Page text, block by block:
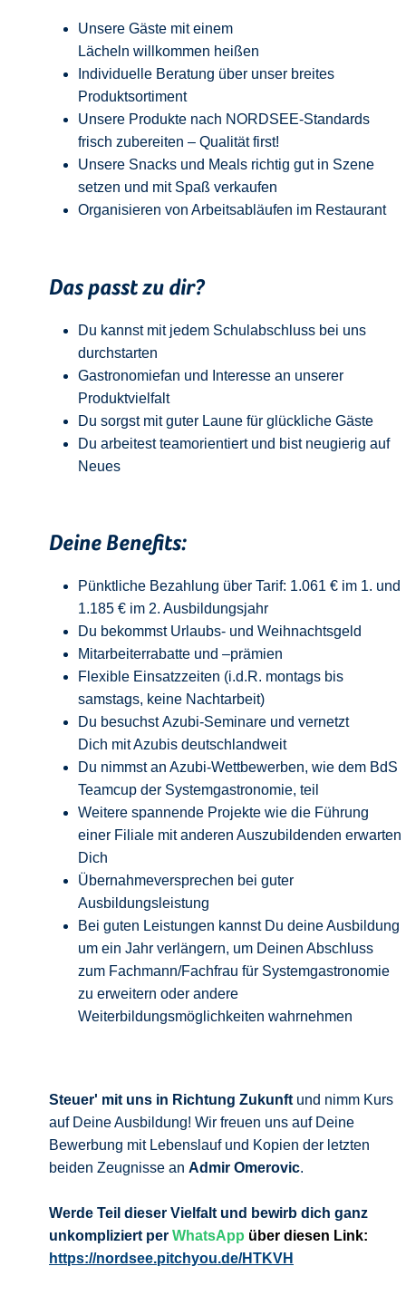
Unsere Gäste mit einem
Lächeln willkommen heißen
Individuelle Beratung über unser breites
Produktsortiment
Unsere Produkte nach NORDSEE-Standards
frisch zubereiten – Qualität first!
Unsere Snacks und Meals richtig gut in Szene
setzen und mit Spaß verkaufen
Organisieren von Arbeitsabläufen im Restaurant
Das passt zu dir?
Du kannst mit jedem Schulabschluss bei uns
durchstarten
Gastronomiefan und
Interesse an unserer
Produktvielfalt
Du sorgst mit guter Laune für glückliche Gäste
Du arbeitest teamorientiert und bist neugierig auf
Neues
Deine Benefits:
Pünktliche Bezahlung über Tarif: 1.061 € im 1. und
1.185 € im 2. Ausbildungsjahr
Du bekommst Urlaubs- und Weihnachtsgeld
Mitarbeiterrabatte und –prämien
Flexible Einsatzzeiten (i.d.R. montags bis
samstags, keine Nachtarbeit)
Du besuchst Azubi-Seminare und vernetzt
Dich mit Azubis deutschlandweit
Du nimmst an Azubi-Wettbewerben, wie dem BdS
Teamcup der Systemgastronomie, teil
Weitere spannende Projekte wie die Führung
einer Filiale mit anderen Auszubildenden erwarten
Dich
Übernahmeversprechen bei guter
Ausbildungsleistung
Bei guten Leistungen kannst Du deine Ausbildung
um ein Jahr verlängern, um Deinen Abschluss
zum Fachmann/Fachfrau für Systemgastronomie
zu erweitern oder andere
Weiterbildungsmöglichkeiten wahrnehmen
Steuer' mit uns in Richtung Zukunft und nimm Kurs
auf Deine Ausbildung! Wir freuen uns auf Deine
Bewerbung mit Lebenslauf und Kopien der letzten
beiden Zeugnisse an Admir Omerovic.
Werde Teil dieser Vielfalt und bewirb dich ganz
unkompliziert per WhatsApp über diesen Link:
https://nordsee.pitchyou.de/HTKVH